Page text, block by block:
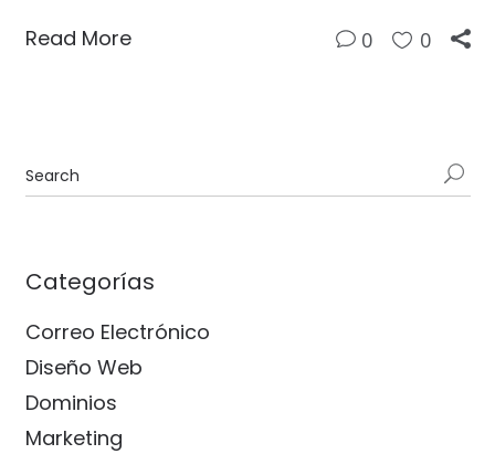
Read More 0 0
Categorías
Correo Electrónico
Diseño Web
Dominios
Marketing